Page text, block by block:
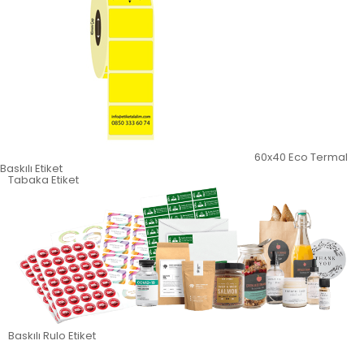
60x40 Eco Termal
Baskılı Etiket
Tabaka Etiket
Baskılı Rulo Etiket